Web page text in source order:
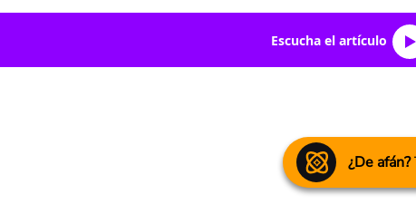
Escucha el artículo
¿De afán?